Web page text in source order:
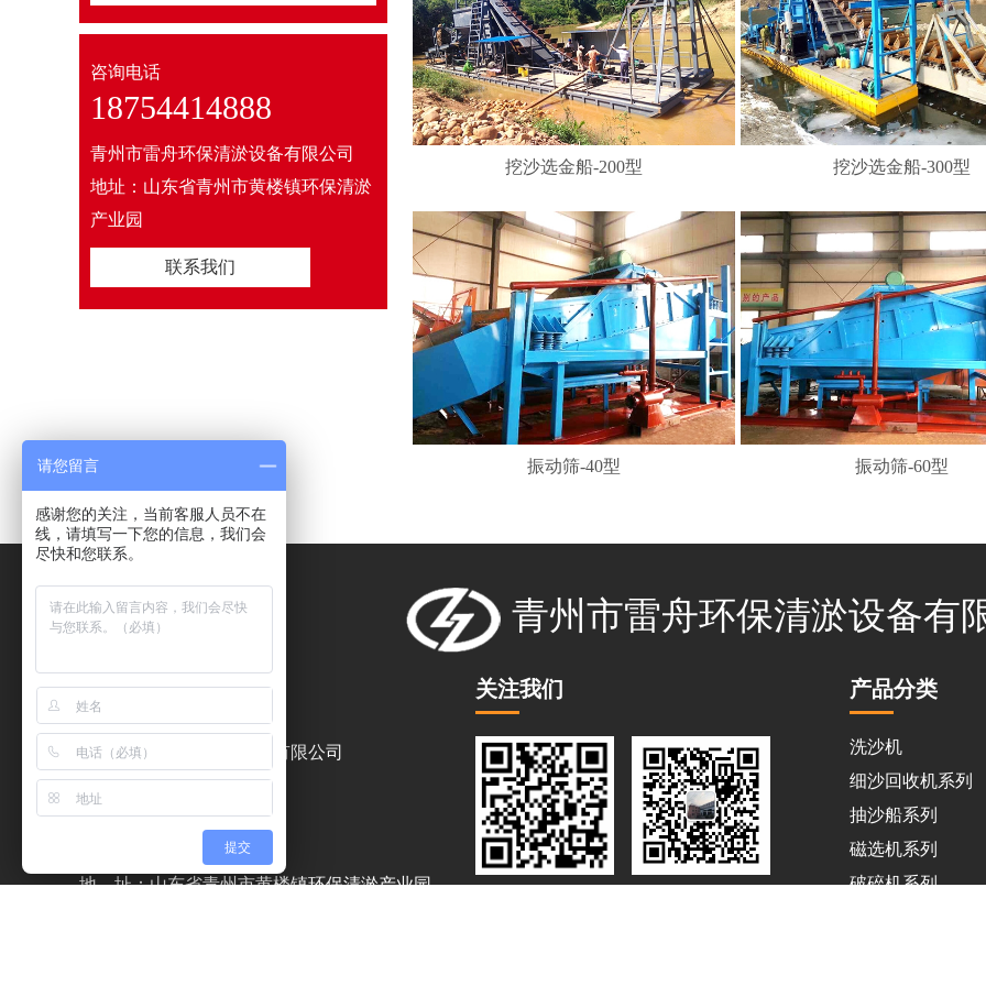
咨询电话
18754414888
青州市雷舟环保清淤设备有限公司
地址：山东省青州市黄楼镇环保清淤
产业园
联系我们
挖沙选金船-200型
振动筛-40型
挖沙选金船-300型
振动筛-60型
青州市雷舟环保清淤设备有
联系我们
青州市雷舟环保清淤设备有限公司
联系人：王经理
电 话：18754414888
座 机：0536-3837878
地 址：山东省青州市黄楼镇环保清淤产业园
关注我们 产品分类
洗沙机
细沙回收机系列
抽沙船系列
磁选机系列
破碎机系列
请您留言
感谢您的关注，当前客服人员不在
线，请填写一下您的信息，我们会
尽快和您联系。
提交